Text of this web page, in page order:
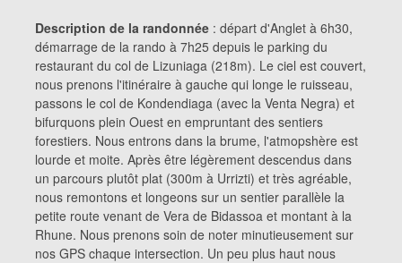
Description de la randonnée : départ d'Anglet à 6h30,
démarrage de la rando à 7h25 depuis le parking du
restaurant du col de Lizuniaga (218m). Le ciel est couvert,
nous prenons l'itinéraire à gauche qui longe le ruisseau,
passons le col de Kondendiaga (avec la Venta Negra) et
bifurquons plein Ouest en empruntant des sentiers
forestiers. Nous entrons dans la brume, l'atmopshère est
lourde et moite. Après être légèrement descendus dans
un parcours plutôt plat (300m à Urrizti) et très agréable,
nous remontons et longeons sur un sentier parallèle la
petite route venant de Vera de Bidassoa et montant à la
Rhune. Nous prenons soin de noter minutieusement sur
nos GPS chaque intersection. Un peu plus haut nous